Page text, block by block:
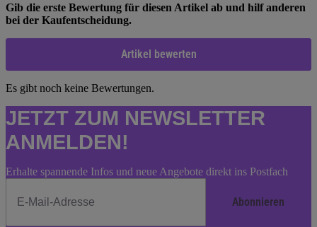
Gib die erste Bewertung für diesen Artikel ab und hilf anderen
bei der Kaufentscheidung.
Artikel bewerten
Es gibt noch keine Bewertungen.
JETZT ZUM NEWSLETTER
ANMELDEN!
Erhalte spannende Infos und neue Angebote direkt ins Postfach
Abonnieren